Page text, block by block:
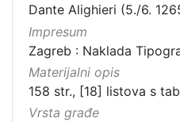
Dante Alighieri (5./6.
Impresum
Zagreb : Naklada
Materijalni opis
158 str., [18] listova s
Vrsta građe